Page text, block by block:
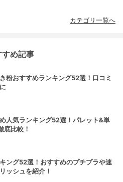
カテゴリ一覧へ
め記事
粉おすすめランキング52選！口コミ
人気ランキング52選！パレット&単
底比較！
ング52選！おすすめのプチプラや速
ッシュを紹介！